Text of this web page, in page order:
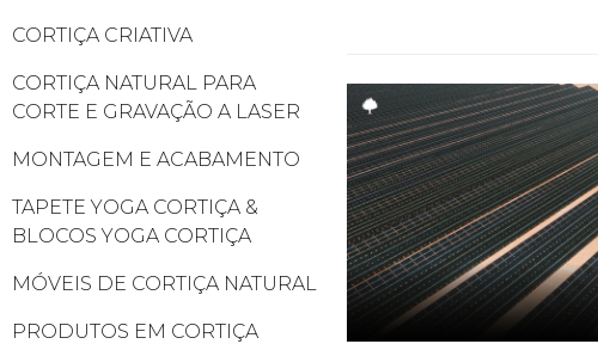
CORTIÇA CRIATIVA
CORTIÇA NATURAL PARA
CORTE E GRAVAÇÃO A LASER
MONTAGEM E ACABAMENTO
TAPETE YOGA CORTIÇA &
BLOCOS YOGA CORTIÇA
MÓVEIS DE CORTIÇA NATURAL
PRODUTOS EM CORTIÇA